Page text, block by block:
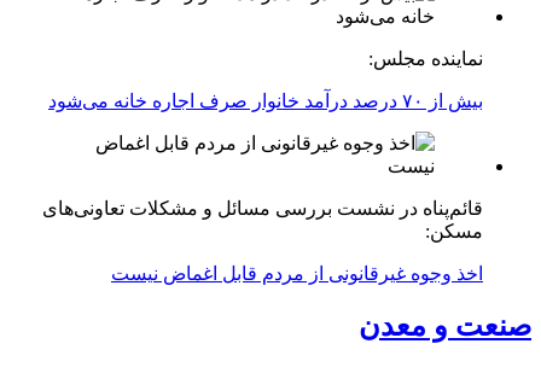
نماینده مجلس:
بیش از ۷۰ درصد درآمد خانوار صرف اجاره خانه می‌شود
قائم‌پناه در نشست بررسی مسائل و مشکلات تعاونی‌های
مسکن:
اخذ وجوه غیرقانونی از مردم قابل اغماض نیست
صنعت و معدن